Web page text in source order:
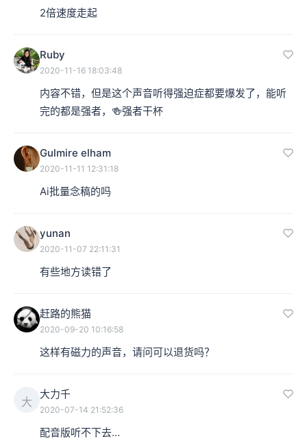
2倍速度走起
Ruby
2020-11-16 18:03:48
内容不错，但是这个声音听得强迫症都要爆发了，能听
完的都是强者，🍻强者干杯
Gulmire elham
2020-11-11 12:31:18
Ai批量念稿的吗
yunan
2020-11-07 22:11:31
有些地方读错了
赶路的熊猫
2020-09-20 10:16:58
这样有磁力的声音，请问可以退货吗？
大
大力千
2020-07-14 21:52:36
配音版听不下去…